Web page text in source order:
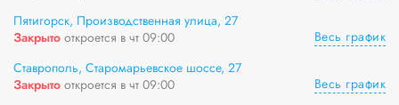
Пятигорск, Производственная улица, 27
Закрыто откроется в чт 09:00
Весь график
Ставрополь, Старомарьевское шоссе, 27
Закрыто откроется в чт 09:00
Весь график